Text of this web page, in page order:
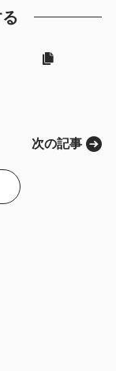
次の記事